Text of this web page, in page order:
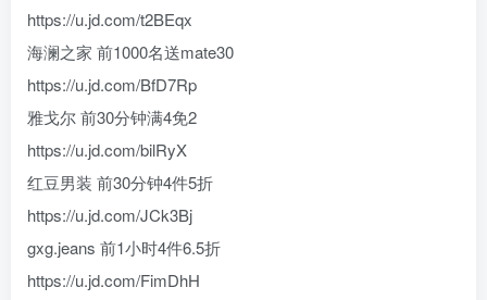
https://u.jd.com/t2BEqx
海澜之家 前1000名送mate30
https://u.jd.com/BfD7Rp
雅戈尔 前30分钟满4免2
https://u.jd.com/bilRyX
红豆男装 前30分钟4件5折
https://u.jd.com/JCk3Bj
gxg.jeans 前1小时4件6.5折
https://u.jd.com/FimDhH